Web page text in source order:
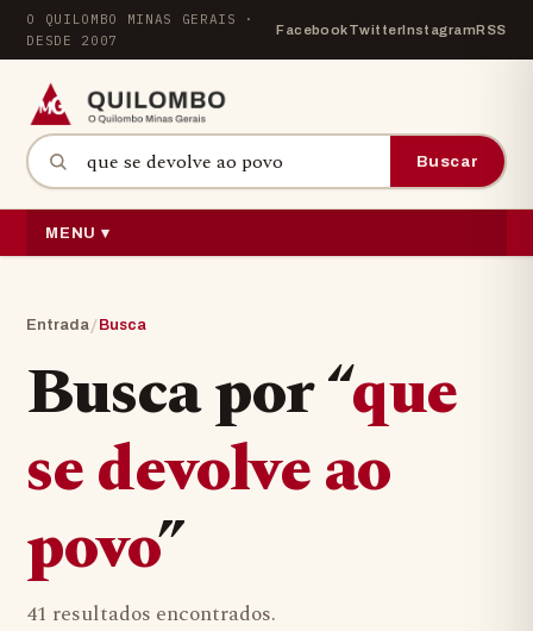
Pular para o conteúdo
O QUILOMBO MINAS GERAIS ·
DESDE 2007
FacebookTwitterInstagramRSS
Buscar por: Buscar
MENU ▾
Entrada/ Busca
Busca por “que
se devolve ao
povo”
41 resultados encontrados.